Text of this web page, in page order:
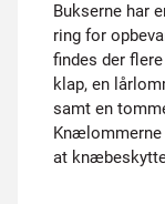
Bukserne har
ring for
findes der
klap, en
samt en
Knælommerne
at